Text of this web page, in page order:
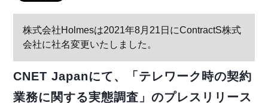
株式会社Holmesは2021年8月21日にContractS株式
会社に社名変更いたしました。
CNET Japanにて、「テレワーク時の契約
業務に関する実態調査」のプレスリリース